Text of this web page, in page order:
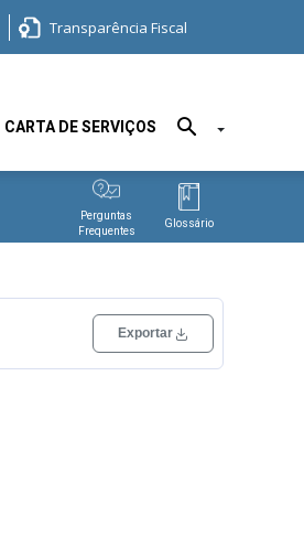
Transparência Fiscal
CARTA DE SERVIÇOS
Perguntas
Frequentes
Glossário
Exportar
TXT